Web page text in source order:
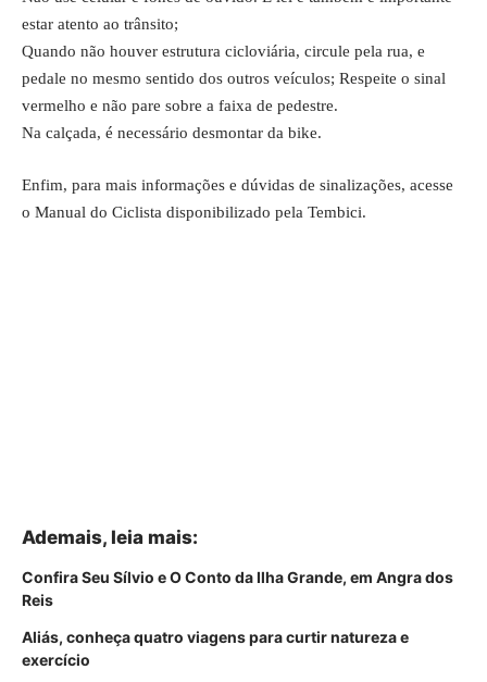
estar atento ao trânsito;
Quando não houver estrutura cicloviária, circule pela rua, e
pedale no mesmo sentido dos outros veículos; Respeite o sinal
vermelho e não pare sobre a faixa de pedestre.
Na calçada, é necessário desmontar da bike.
Enfim, para mais informações e dúvidas de sinalizações, acesse
o Manual do Ciclista disponibilizado pela Tembici.
Ademais, leia mais:
Confira Seu Sílvio e O Conto da Ilha Grande, em Angra dos
Reis
Aliás, conheça quatro viagens para curtir natureza e
exercício